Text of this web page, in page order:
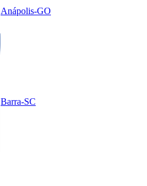
Anápolis-GO
Barra-SC